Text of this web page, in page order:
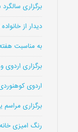
برگزاری سالگرد
دیدار از
به مناسبت
برگزاری اردوی
اردوی
برگزاری
رنگ امیزی